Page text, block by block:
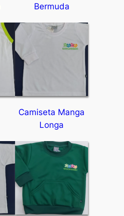
Bermuda
Camiseta Manga
Longa